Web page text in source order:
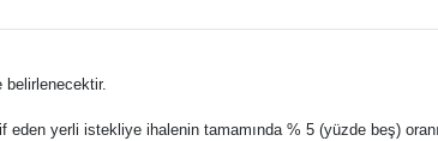
belirlenecektir.
yerli istekliye ihalenin tamamında % 5 (yüzde beş)